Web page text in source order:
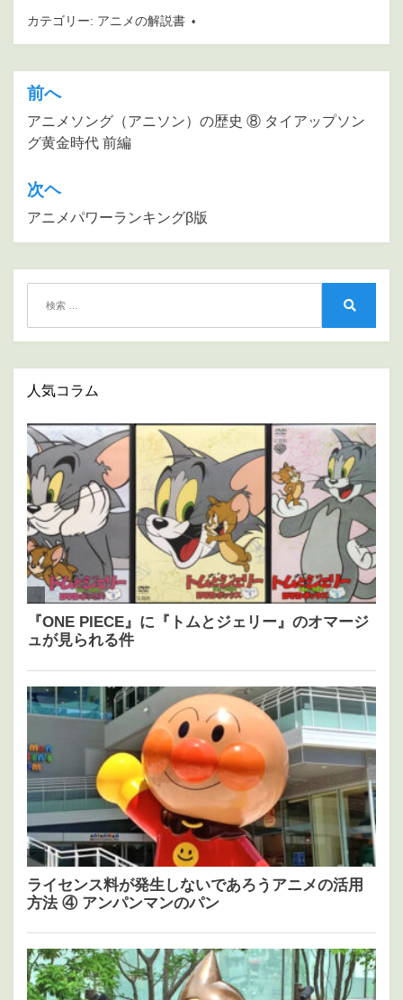
カテゴリー: アニメの解説書
投
稿
ナ
ゲ
ー
ョ
ン
前へ
アニメソング（アニソン）の歴史 ⑧ タイアップソン
グ黄金時代 前編
次ヘ
アニメパワーランキングβ版
人気コラム